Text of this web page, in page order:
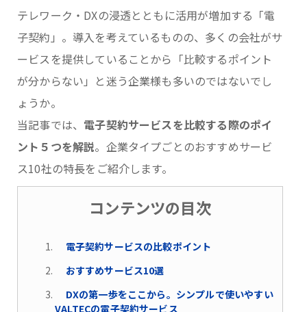
テレワーク・DXの浸透とともに活用が増加する「電
子契約」。導入を考えているものの、多くの会社がサ
ービスを提供していることから「比較するポイント
が分からない」と迷う企業様も多いのではないでし
ょうか。
当記事では、 電子契約サービスを比較する際のポイ
ント５つを解説。企業タイプごとのおすすめサービ
ス10社の特長をご紹介します。
コンテンツの目次
電子契約サービスの比較ポイント
おすすめサービス10選
DXの第一歩をここから。シンプルで使いやすい
VALTECの電子契約サービス